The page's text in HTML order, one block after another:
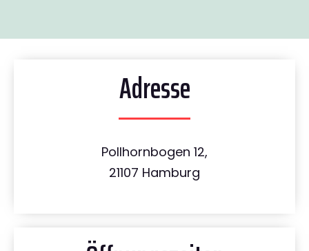
Adresse
Pollhornbogen 12,
21107 Hamburg